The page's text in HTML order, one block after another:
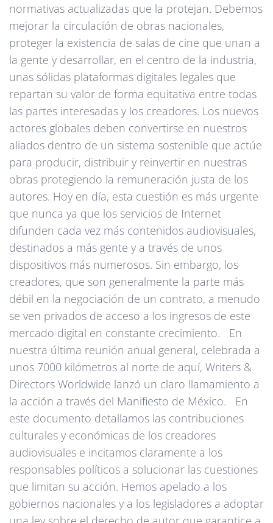
normativas actualizadas que la protejan. Debemos
mejorar la circulación de obras nacionales,
proteger la existencia de salas de cine que unan a
la gente y desarrollar, en el centro de la industria,
unas sólidas plataformas digitales legales que
repartan su valor de forma equitativa entre todas
las partes interesadas y los creadores. Los nuevos
actores globales deben convertirse en nuestros
aliados dentro de un sistema sostenible que actúe
para producir, distribuir y reinvertir en nuestras
obras protegiendo la remuneración justa de los
autores. Hoy en día, esta cuestión es más urgente
que nunca ya que los servicios de Internet
difunden cada vez más contenidos audiovisuales,
destinados a más gente y a través de unos
dispositivos más numerosos. Sin embargo, los
creadores, que son generalmente la parte más
débil en la negociación de un contrato, a menudo
se ven privados de acceso a los ingresos de este
mercado digital en constante crecimiento. En
nuestra última reunión anual general, celebrada a
unos 7000 kilómetros al norte de aquí, Writers &
Directors Worldwide lanzó un claro llamamiento a
la acción a través del Manifiesto de México. En
este documento detallamos las contribuciones
culturales y económicas de los creadores
audiovisuales e incitamos claramente a los
responsables políticos a solucionar las cuestiones
que limitan su acción. Hemos apelado a los
gobiernos nacionales y a los legisladores a adoptar